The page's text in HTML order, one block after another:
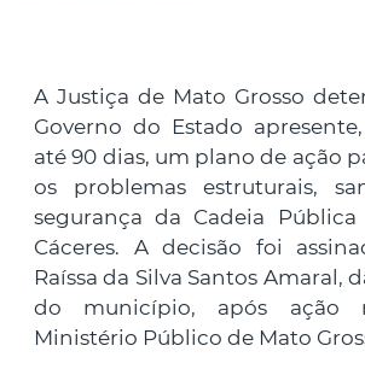
A Justiça de Mato Grosso
Governo do Estado
até 90 dias, um plano de ação
os problemas estruturais,
segurança da Cadeia
Cáceres. A decisão foi
Raíssa da Silva Santos Amaral,
do município, após ação
Ministério Público de Mato